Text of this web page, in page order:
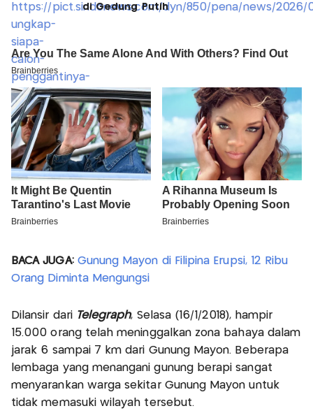
di Gedung Putih
BACA JUGA: Gunung Mayon di Filipina Erupsi, 12 Ribu
Orang Diminta Mengungsi
Dilansir dari Telegraph, Selasa (16/1/2018), hampir
15.000 orang telah meninggalkan zona bahaya dalam
jarak 6 sampai 7 km dari Gunung Mayon. Beberapa
lembaga yang menangani gunung berapi sangat
menyarankan warga sekitar Gunung Mayon untuk
tidak memasuki wilayah tersebut.